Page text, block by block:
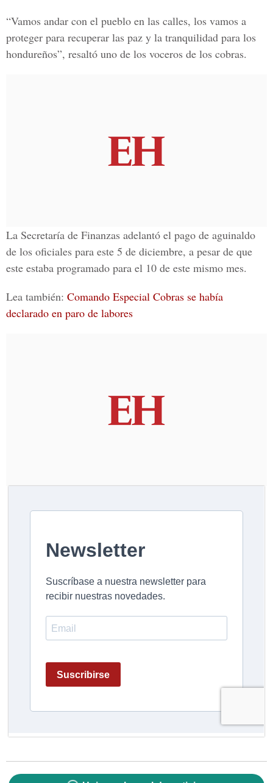
“Vamos andar con el pueblo en las calles, los vamos a
proteger para recuperar las paz y la tranquilidad para los
hondureños”, resaltó uno de los voceros de los cobras.
La Secretaría de Finanzas adelantó el pago de aguinaldo
de los oficiales para este 5 de diciembre, a pesar de que
este estaba programado para el 10 de este mismo mes.
Lea también: Comando Especial Cobras se había
declarado en paro de labores